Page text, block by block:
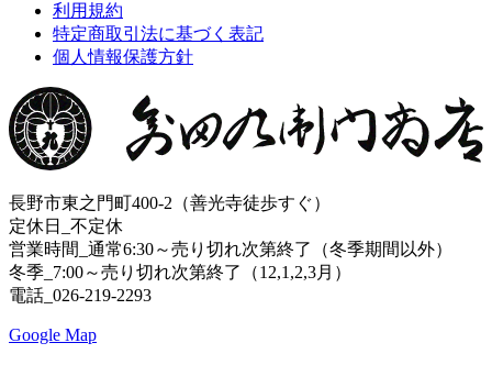
利用規約
特定商取引法に基づく表記
個人情報保護方針
長野市東之門町400-2（善光寺徒歩すぐ）
定休日_不定休
営業時間_通常6:30～売り切れ次第終了（冬季期間以外）
冬季_7:00～売り切れ次第終了（12,1,2,3月）
電話_026-219-2293
Google Map